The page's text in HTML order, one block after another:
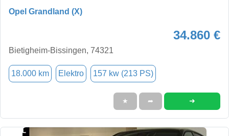
Opel Grandland (X)
34.860 €
Bietigheim-Bissingen, 74321
18.000 km Elektro 157 kw (213 PS)
★ ➦ ➜